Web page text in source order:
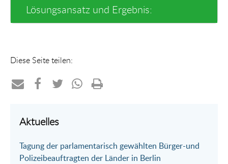
Lösungsansatz und Ergebnis:
Diese Seite teilen:
per
Mail
auf
Aktuelles
Tagung der parlamentarisch gewählten Bürger-und
Polizeibeauftragten der Länder in Berlin